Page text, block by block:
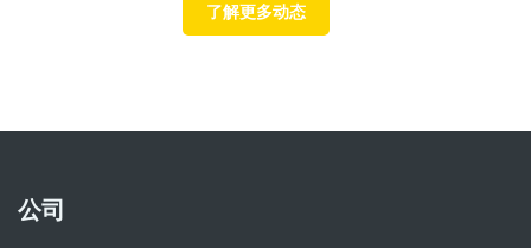
了解更多动态
公司